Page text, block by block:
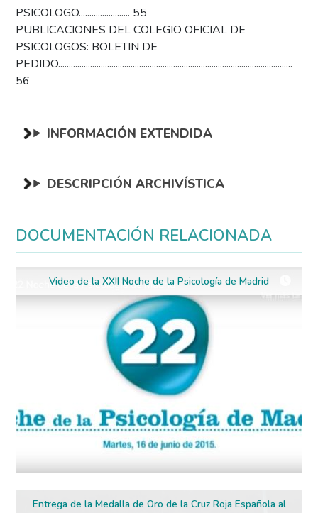
PSICOLOGO........................ 55
PUBLICACIONES DEL COLEGIO OFICIAL DE
PSICOLOGOS: BOLETIN DE
PEDIDO..............................................................................................................
56
INFORMACIÓN EXTENDIDA
DESCRIPCIÓN ARCHIVÍSTICA
DOCUMENTACIÓN RELACIONADA
Video de la XXII Noche de la Psicología de Madrid
Entrega de la Medalla de Oro de la Cruz Roja Española al